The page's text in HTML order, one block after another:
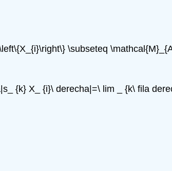
\subseteq
{k} X_ {i}\ derecha|=\ lim _ {k\ fila